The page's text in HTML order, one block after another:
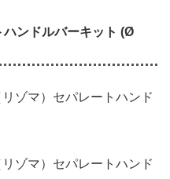
ンドルバーキット (Ø